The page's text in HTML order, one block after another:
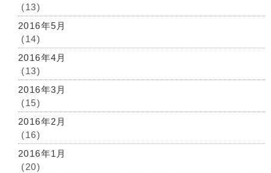
(13)
2016年5月
(14)
2016年4月
(13)
2016年3月
(15)
2016年2月
(16)
2016年1月
(20)